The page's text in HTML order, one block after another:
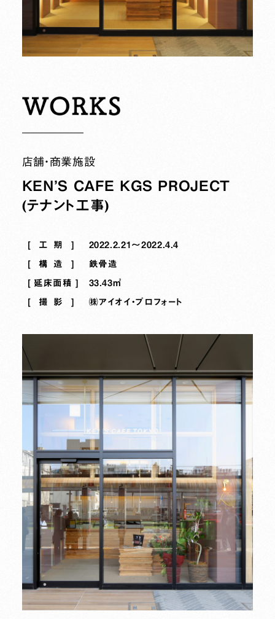
店舗・商業施設
KEN’S CAFE KGS PROJECT
(テナント工事)
工期 2022.2.21～2022.4.4
構造 鉄骨造
延床面積 33.43㎡
撮影 ㈱アイオイ・プロフォート